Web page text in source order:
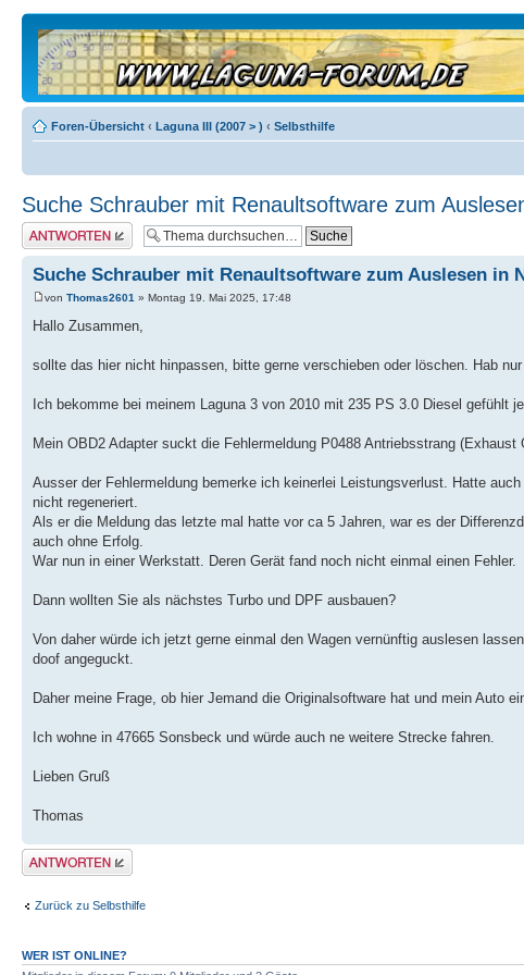
Foren-Übersicht ‹ Laguna III (2007 > ) ‹ Selbsthilfe
Suche Schrauber mit Renaultsoftware zum
Antwort erstellen
Suche Schrauber mit Renaultsoftware zum Auslesen in
von Thomas2601 » Montag 19. Mai 2025, 17:48
Hallo Zusammen,
sollte das hier nicht hinpassen, bitte gerne verschieben oder löschen. Hab
Ich bekomme bei meinem Laguna 3 von 2010 mit 235 PS 3.0 Diesel gefühlt
Mein OBD2 Adapter suckt die Fehlermeldung P0488 Antriebsstrang
Ausser der Fehlermeldung bemerke ich keinerlei Leistungsverlust. Hatte
nicht regeneriert.
Als er die Meldung das letzte mal hatte vor ca 5 Jahren, war es der
auch ohne Erfolg.
War nun in einer Werkstatt. Deren Gerät fand noch nicht einmal einen Fehler.
Dann wollten Sie als nächstes Turbo und DPF ausbauen?
Von daher würde ich jetzt gerne einmal den Wagen vernünftig auslesen
doof angeguckt.
Daher meine Frage, ob hier Jemand die Originalsoftware hat und mein Auto
Ich wohne in 47665 Sonsbeck und würde auch ne weitere Strecke fahren.
Lieben Gruß
Thomas
Antwort erstellen
Zurück zu Selbsthilfe
WER IST ONLINE?